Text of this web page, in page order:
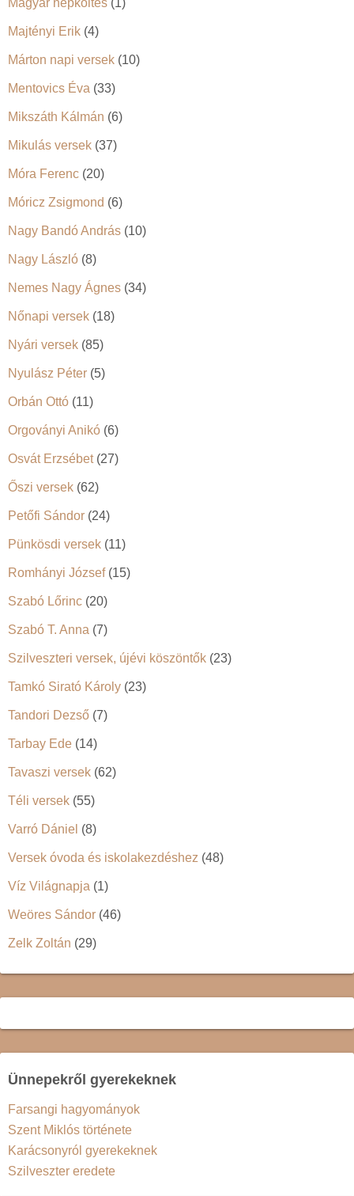
Majtényi Erik (4)
Márton napi versek (10)
Mentovics Éva (33)
Mikszáth Kálmán (6)
Mikulás versek (37)
Móra Ferenc (20)
Móricz Zsigmond (6)
Nagy Bandó András (10)
Nagy László (8)
Nemes Nagy Ágnes (34)
Nőnapi versek (18)
Nyári versek (85)
Nyulász Péter (5)
Orbán Ottó (11)
Orgoványi Anikó (6)
Osvát Erzsébet(27)
Őszi versek (62)
Petőfi Sándor (24)
Pünkösdi versek (11)
Romhányi József(15)
Szabó Lőrinc (20)
Szabó T. Anna (7)
Szilveszteri versek, újévi köszöntők (23)
Tamkó Sirató Károly (23)
Tandori Dezső (7)
Tarbay Ede (14)
Tavaszi versek (62)
Téli versek (55)
Varró Dániel (8)
Versek óvoda és iskolakezdéshez (48)
Víz Világnapja (1)
Weöres Sándor (46)
Zelk Zoltán (29)
Ünnepekről gyerekeknek
Farsangi hagyományok
Szent Miklós története
Karácsonyról gyerekeknek
Szilveszter eredete